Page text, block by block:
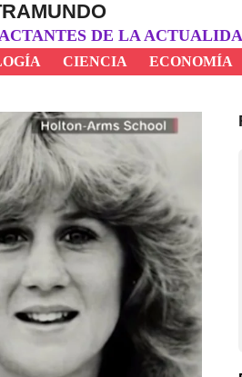
DE LA
CIENCIA ECONOMÍA